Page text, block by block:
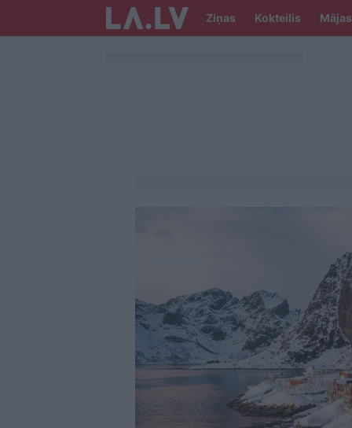
Ziņas Kokteilis Mājas